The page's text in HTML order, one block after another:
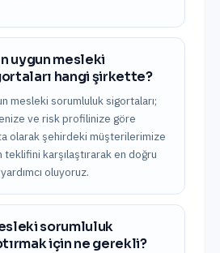
uygun mesleki
hangi şirkette?
mesleki sorumluluk sigortaları;
ve risk profilinize göre
olarak şehirdeki müşterilerimize
karşılaştırarak en doğru
oluyoruz.
sorumluluk
için ne gerekli?